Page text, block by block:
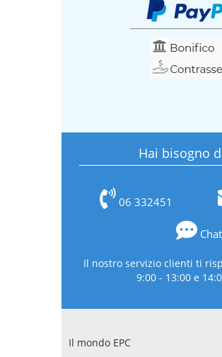
Hai bisogno
06 332451
Chat
Il nostro servizio clienti ti
9:00 - 13:00 e
Il mondo EPC